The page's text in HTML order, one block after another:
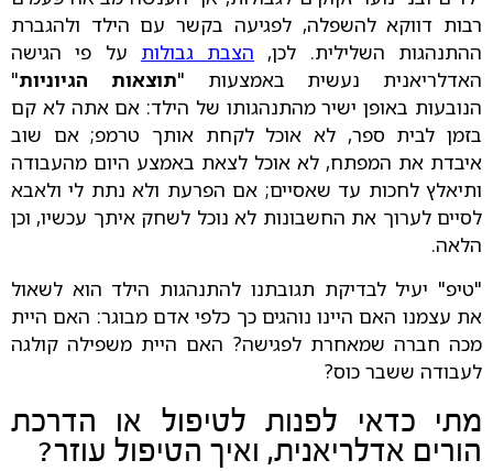
רבות דווקא להשפלה, לפגיעה בקשר עם הילד ולהגברת
ההתנהגות השלילית. לכן, הצבת גבולות על פי הגישה
האדלריאנית נעשית באמצעות "תוצאות הגיוניות"
הנובעות באופן ישיר מהתנהגותו של הילד: אם אתה לא קם
בזמן לבית ספר, לא אוכל לקחת אותך טרמפ; אם שוב
איבדת את המפתח, לא אוכל לצאת באמצע היום מהעבודה
ותיאלץ לחכות עד שאסיים; אם הפרעת ולא נתת לי ולאבא
לסיים לערוך את החשבונות לא נוכל לשחק איתך עכשיו, וכן
הלאה.
"טיפ" יעיל לבדיקת תגובתנו להתנהגות הילד הוא לשאול
את עצמנו האם היינו נוהגים כך כלפי אדם מבוגר: האם היית
מכה חברה שמאחרת לפגישה? האם היית משפילה קולגה
לעבודה ששבר כוס?
מתי כדאי לפנות לטיפול או הדרכת
הורים אדלריאנית, ואיך הטיפול עוזר?